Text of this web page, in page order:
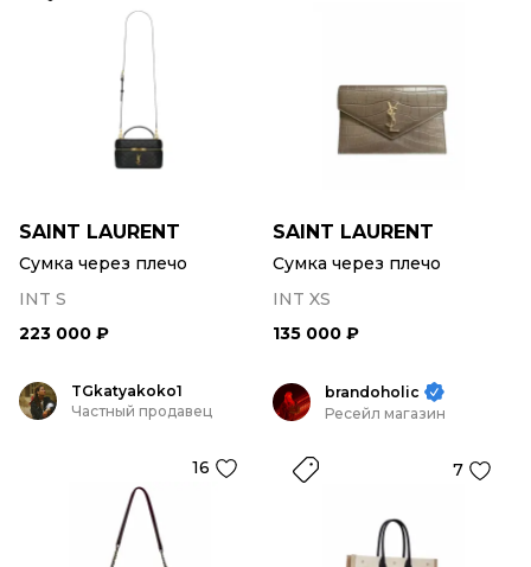
SAINT LAURENT
Сумка через плечо
INT S
223 000 ₽
SAINT LAURENT
Сумка через плечо
INT XS
135 000 ₽
TGkatyakoko1
Частный продавец
16
brandoholic
Ресейл магазин
7